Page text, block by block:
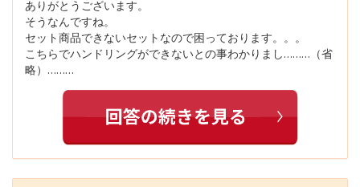
ありがとうございます。
そうなんですね。
セット商品できないセットなので困っております。。。
こちらでハンドリングができないとの事わかりまし………（省
略）………